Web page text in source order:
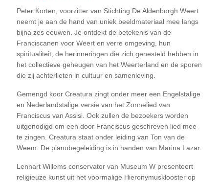
Peter Korten, voorzitter van Stichting De Aldenborgh Weert
neemt je aan de hand van uniek beeldmateriaal mee langs
bijna zes eeuwen. Je ontdekt de betekenis van de
Franciscanen voor Weert en verre omgeving, hun
spiritualiteit, de herinneringen die zich genesteld hebben in
het collectieve geheugen van het Weerterland en de sporen
die zij achterlieten in cultuur en samenleving.
Gemengd koor Creatura zingt onder meer een Engelstalige
en Nederlandstalige versie van het Zonnelied van
Franciscus van Assisi. Ook zullen de bezoekers worden
uitgenodigd om een door Franciscus geschreven lied mee
te zingen. Creatura staat onder leiding van Ton van de
Weem. De pianobegeleiding is in handen van Marina Lazar.
Lennart Willems conservator van Museum W presenteert
religieuze kunst uit het voormalige Hieronymusklooster op